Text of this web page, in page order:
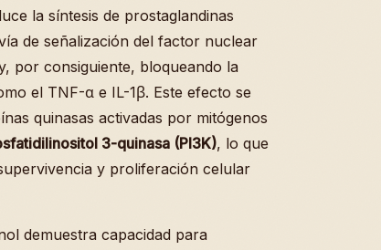
la síntesis de prostaglandinas
de señalización del factor nuclear
por consiguiente, bloqueando la
el TNF-α e IL-1β. Este efecto se
quinasas activadas por mitógenos
3-quinasa (PI3K), lo que
y proliferación celular
demuestra capacidad para